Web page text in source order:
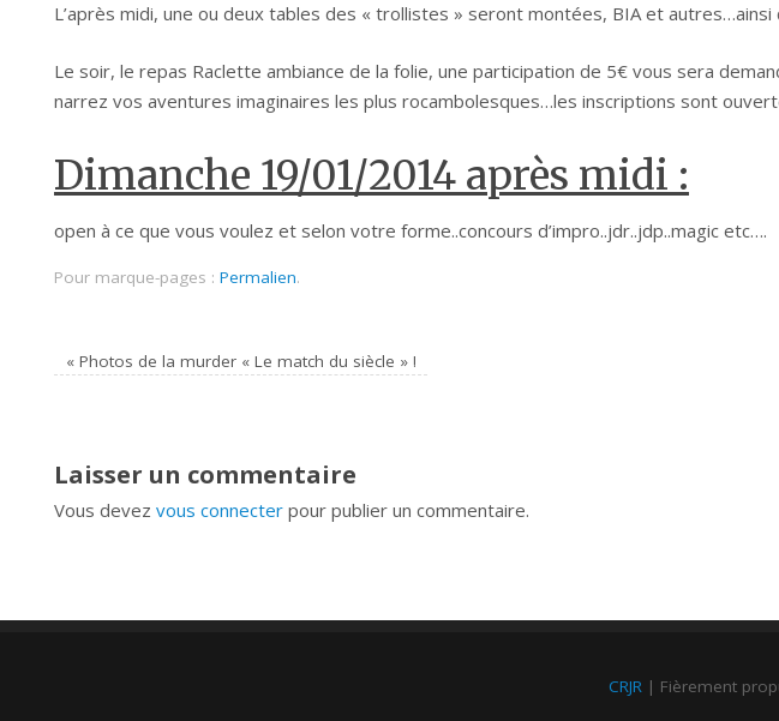
L’après midi, une ou deux tables des « trollistes » seront montées, BIA et
Le soir, le repas Raclette ambiance de la folie, une participation de 5€ vous sera
narrez vos aventures imaginaires les plus rocambolesques…les inscriptions sont
Dimanche 19/01/2014 après midi :
open à ce que vous voulez et selon votre forme..concours d’impro..jdr..jdp..magic etc….
Pour marque-pages : Permalien.
«Photos de la murder « Le match du siècle » !
Laisser un commentaire
Vous devez vous connecter pour publier un commentaire.
CRJR | Fièrement